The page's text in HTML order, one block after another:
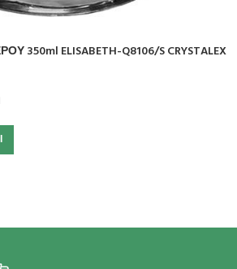
350ml ELISABETH-Q8106/S CRYSTALEX